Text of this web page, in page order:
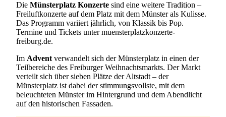
Die Münsterplatz Konzerte sind eine weitere Tradition –
Freiluftkonzerte auf dem Platz mit dem Münster als Kulisse.
Das Programm variiert jährlich, von Klassik bis Pop.
Termine und Tickets unter muensterplatzkonzerte-
freiburg.de.
Im Adventverwandelt sich der Münsterplatz in einen der
Teilbereiche des Freiburger Weihnachtsmarkts. Der Markt
verteilt sich über sieben Plätze der Altstadt – der
Münsterplatz ist dabei der stimmungsvollste, mit dem
beleuchteten Münster im Hintergrund und dem Abendlicht
auf den historischen Fassaden.